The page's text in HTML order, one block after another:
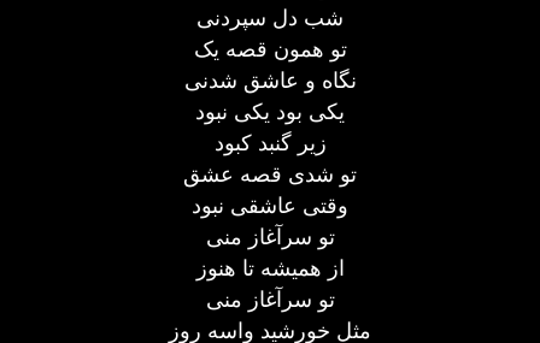
شب دل سپردنی
تو همون قصه یک
نگاه و عاشق شدنی
یکی بود یکی نبود
زیر گنبد کبود
تو شدی قصه عشق
وقتی عاشقی نبود
تو سرآغاز منی
از همیشه تا هنوز
تو سرآغاز منی
مثل خورشید واسه روز